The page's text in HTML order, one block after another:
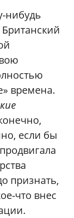
нибудь
времена.
если бы
признать,
что внес